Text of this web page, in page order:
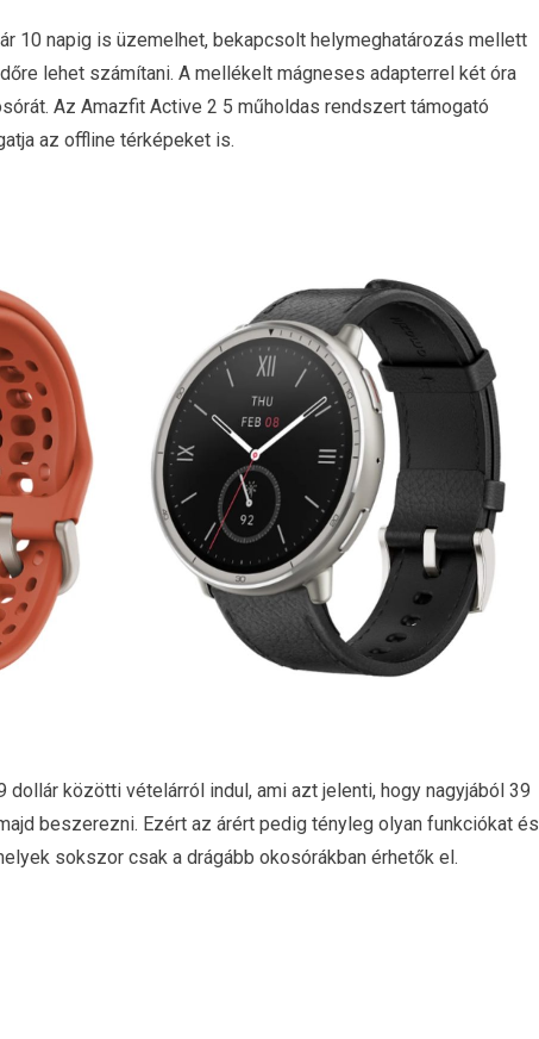
10 napig is üzemelhet, bekapcsolt helymeghatározás mellett
lehet számítani. A mellékelt mágneses adapterrel két óra
Az Amazfit Active 2 5 műholdas rendszert támogató
az offline térképeket is.
közötti vételárról indul, ami azt jelenti, hogy nagyjából 39
beszerezni. Ezért az árért pedig tényleg olyan funkciókat és
sokszor csak a drágább okosórákban érhetők el.